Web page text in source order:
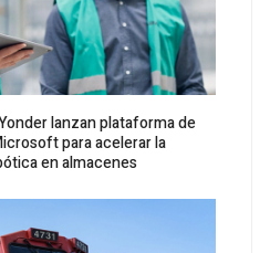
lanzan plataforma de
para acelerar la
en almacenes